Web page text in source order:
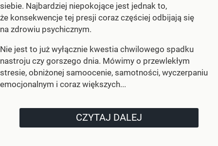
siebie. Najbardziej niepokojące jest jednak to,
że konsekwencje tej presji coraz częściej odbijają się
na zdrowiu psychicznym.
Nie jest to już wyłącznie kwestia chwilowego spadku
nastroju czy gorszego dnia. Mówimy o przewlekłym
stresie, obniżonej samoocenie, samotności, wyczerpaniu
emocjonalnym i coraz większych...
CZYTAJ DALEJ